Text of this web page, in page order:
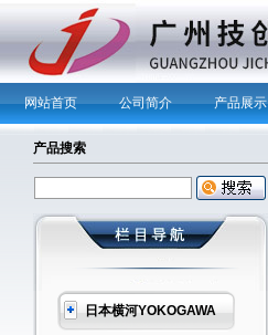
网站首页 公司简介 产品展示
产品搜索
日本横河YOKOGAWA